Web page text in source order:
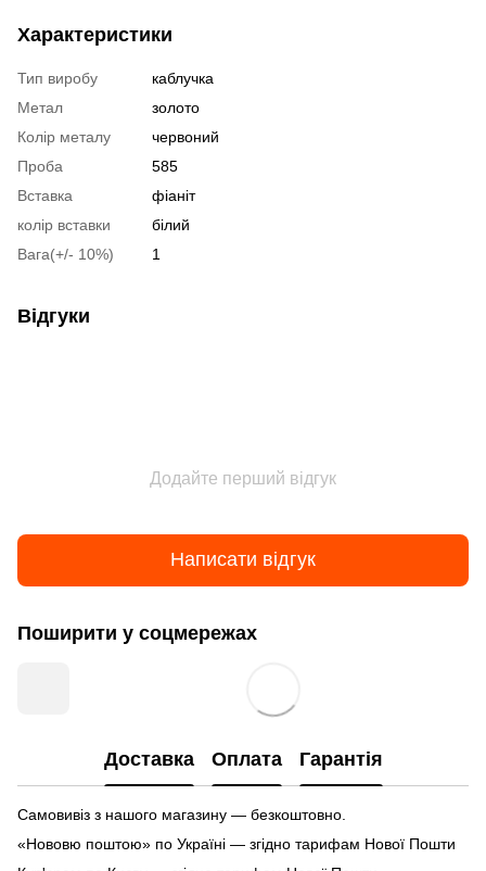
Характеристики
Тип виробу
каблучка
Метал
золото
Колір металу
червоний
Проба
585
Вставка
фіаніт
колір вставки
білий
Вага(+/- 10%)
1
Відгуки
Додайте перший відгук
Написати відгук
Поширити у соцмережах
Доставка Оплата Гарантія
Самовивіз з нашого магазину — безкоштовно.
«Нововю поштою» по Україні — згідно тарифам Нової Пошти